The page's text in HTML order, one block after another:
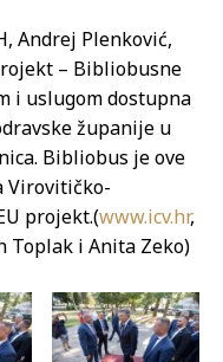
Andrej Plenković,
– Bibliobusne
i uslugom dostupna
županije u
Bibliobus je ove
Virovitičko-
projekt.(www.icv.hr,
Toplak i Anita Zeko)